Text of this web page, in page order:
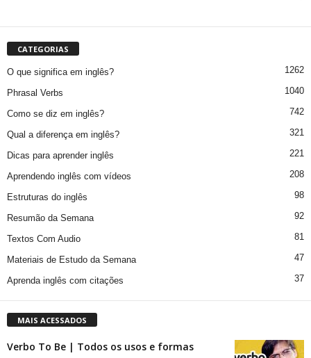
CATEGORIAS
O que significa em inglês? 1262
Phrasal Verbs 1040
Como se diz em inglês? 742
Qual a diferença em inglês? 321
Dicas para aprender inglês 221
Aprendendo inglês com vídeos 208
Estruturas do inglês 98
Resumão da Semana 92
Textos Com Audio 81
Materiais de Estudo da Semana 47
Aprenda inglês com citações 37
MAIS ACESSADOS
Verbo To Be | Todos os usos e formas